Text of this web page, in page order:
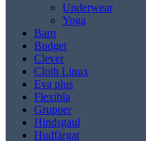
Underwear
Yoga
Barn
Budget
Clever
Cloth Linux
Eva plus
Flexibla
Grupper
Hindsgaul
Hudfärgat